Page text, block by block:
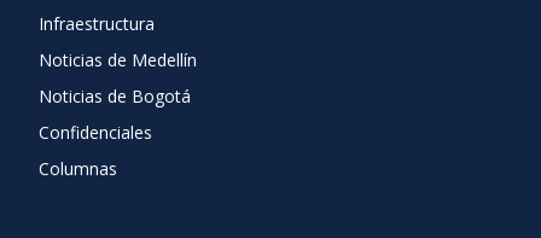
Infraestructura
Noticias de Medellín
Noticias de Bogotá
Confidenciales
Columnas